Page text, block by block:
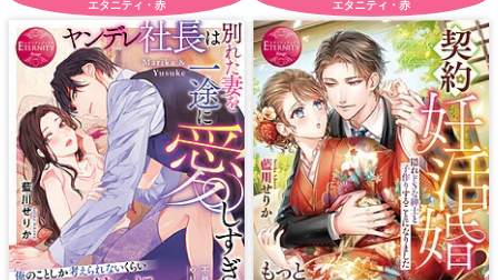
エタニティ・赤 エタニティ・赤